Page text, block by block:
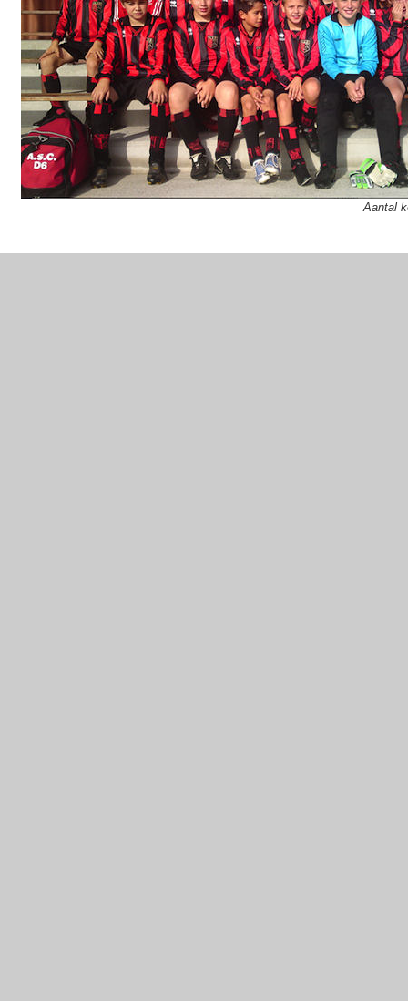
Aantal